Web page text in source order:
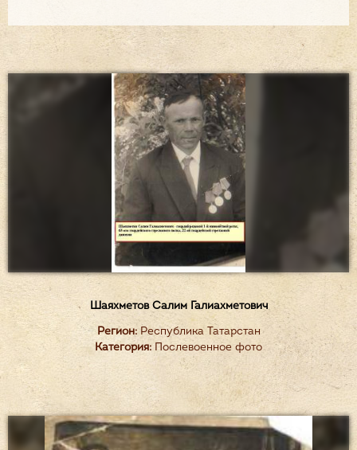
Шаяхметов Салим Галиахметович
Регион:Республика Татарстан
Категория: Послевоенное фото